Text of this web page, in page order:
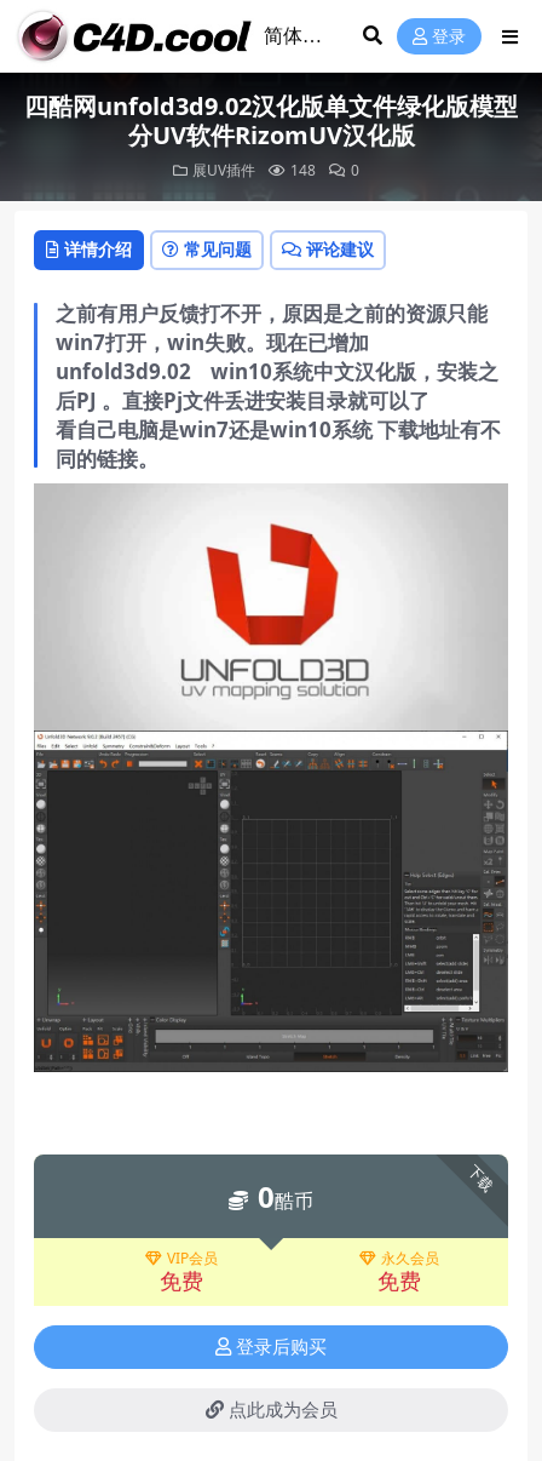
登录
四酷网unfold3d9.02汉化版单文件绿化版模型
分UV软件RizomUV汉化版
展UV插件 148 0
详情介绍 常见问题 评论建议
之前有用户反馈打不开，原因是之前的资源只能
win7打开，win失败。现在已增加
unfold3d9.02 win10系统中文汉化版，安装之
后PJ 。直接Pj文件丢进安装目录就可以了
看自己电脑是win7还是win10系统 下载地址有不
同的链接。
下载
0酷币
VIP会员
免费
永久会员
免费
登录后购买
点此成为会员